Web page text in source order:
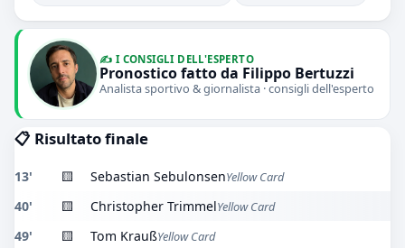
✍️ I CONSIGLI DELL'ESPERTO
Pronostico fatto da Filippo Bertuzzi
Analista sportivo & giornalista · consigli dell'esperto
📋 Risultato finale
13' 🟨 Sebastian SebulonsenYellow Card
40' 🟨 Christopher TrimmelYellow Card
49' 🟨 Tom KraußYellow Card